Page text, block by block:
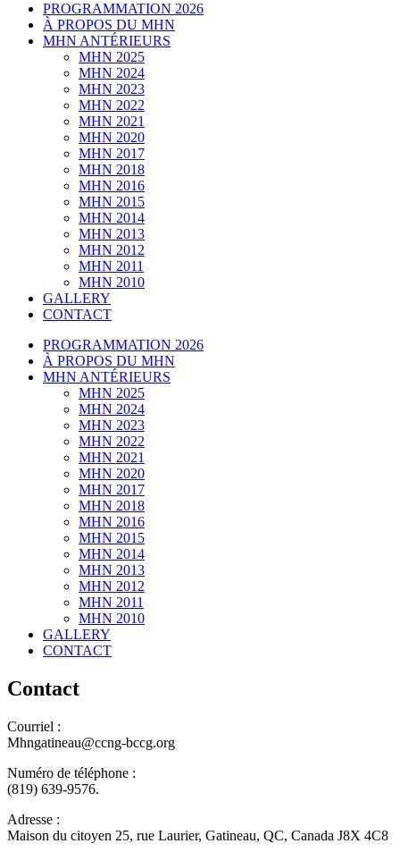
PROGRAMMATION 2026
À PROPOS DU MHN
MHN ANTÉRIEURS
MHN 2025
MHN 2024
MHN 2023
MHN 2022
MHN 2021
MHN 2020
MHN 2017
MHN 2018
MHN 2016
MHN 2015
MHN 2014
MHN 2013
MHN 2012
MHN 2011
MHN 2010
GALLERY
CONTACT
PROGRAMMATION 2026
À PROPOS DU MHN
MHN ANTÉRIEURS
MHN 2025
MHN 2024
MHN 2023
MHN 2022
MHN 2021
MHN 2020
MHN 2017
MHN 2018
MHN 2016
MHN 2015
MHN 2014
MHN 2013
MHN 2012
MHN 2011
MHN 2010
GALLERY
CONTACT
Contact
Courriel :
Mhngatineau@ccng-bccg.org
Numéro de téléphone :
(819) 639-9576.
Adresse :
Maison du citoyen 25, rue Laurier, Gatineau, QC, Canada J8X 4C8